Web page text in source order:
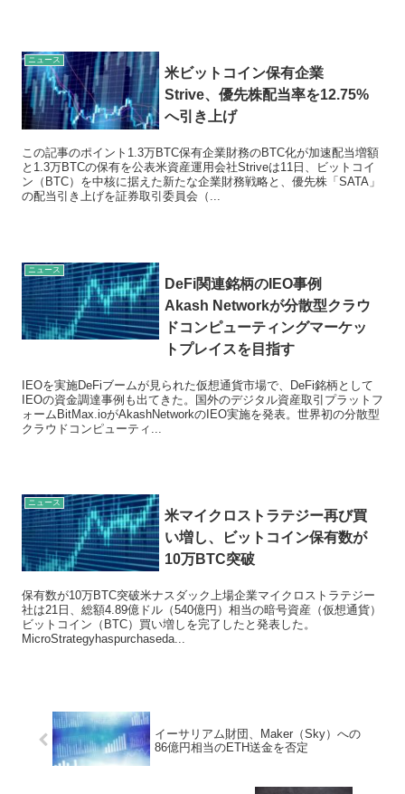
ニュース
米ビットコイン保有企業
Strive、優先株配当率を12.75%
へ引き上げ
この記事のポイント1.3万BTC保有企業財務のBTC化が加速配当増額
と1.3万BTCの保有を公表米資産運用会社Striveは11日、ビットコイ
ン（BTC）を中核に据えた新たな企業財務戦略と、優先株「SATA」
の配当引き上げを証券取引委員会（...
ニュース
DeFi関連銘柄のIEO事例
Akash Networkが分散型クラウ
ドコンピューティングマーケッ
トプレイスを目指す
IEOを実施DeFiブームが見られた仮想通貨市場で、DeFi銘柄として
IEOの資金調達事例も出てきた。国外のデジタル資産取引プラットフ
ォームBitMax.ioがAkashNetworkのIEO実施を発表。世界初の分散型
クラウドコンピューティ...
ニュース
米マイクロストラテジー再び買
い増し、ビットコイン保有数が
10万BTC突破
保有数が10万BTC突破米ナスダック上場企業マイクロストラテジー
社は21日、総額4.89億ドル（540億円）相当の暗号資産（仮想通貨）
ビットコイン（BTC）買い増しを完了したと発表した。
MicroStrategyhaspurchaseda...
イーサリアム財団、Maker（Sky）への
86億円相当のETH送金を否定